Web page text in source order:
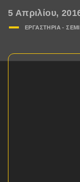
5 Απριλίου,
ΕΡΓΑΣΤΗΡΙΑ -